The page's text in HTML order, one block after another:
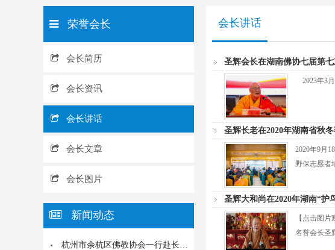
荣誉会长
会长简历
会长资讯
会长讲话
会长文章
会长图片
新闻动态
杭州市余杭区佛教协会一行赴长沙麓山寺参访
会长讲话
圣辉会长在湖南佛协七届第
2023年3
圣辉长老在2020年湖南省秋
2020年9月
野保志愿者
圣辉大和尚在2020年湖南“护
【点击图
名誉会长圣